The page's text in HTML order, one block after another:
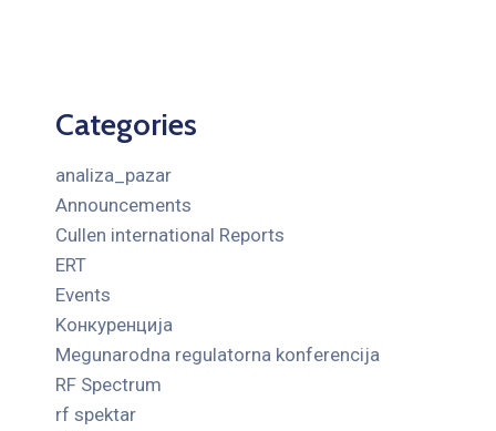
Categories
analiza_pazar
Announcements
Cullen international Reports
ERT
Events
Kонкуренција
Megunarodna regulatorna konferencija
RF Spectrum
rf spektar